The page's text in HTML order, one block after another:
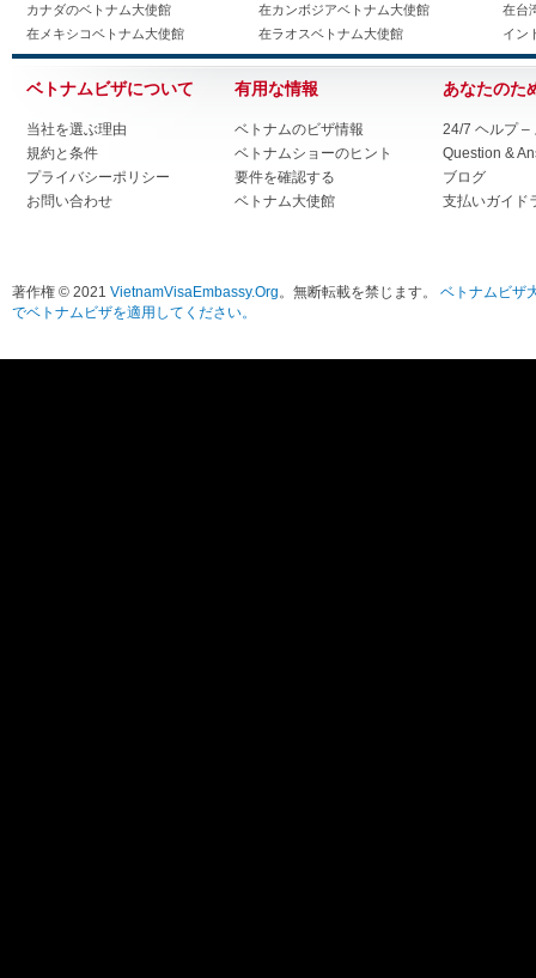
カナダのベトナム大使館
在メキシコベトナム大使館
在カンボジアベトナム大使館
在ラオスベトナム大使館
在台
イン
ベトナムビザについて
当社を選ぶ理由
規約と条件
プライバシーポリシー
お問い合わせ
有用な情報
ベトナムのビザ情報
ベトナムショーのヒント
要件を確認する
ベトナム大使館
あなたのた
24/7 ヘルプ –
Question &
ブログ
支払いガイド
著作権 © 2021 VietnamVisaEmbassy.Org。無断転載を禁じます。 ベトナムビザ
でベトナムビザを適用してください。